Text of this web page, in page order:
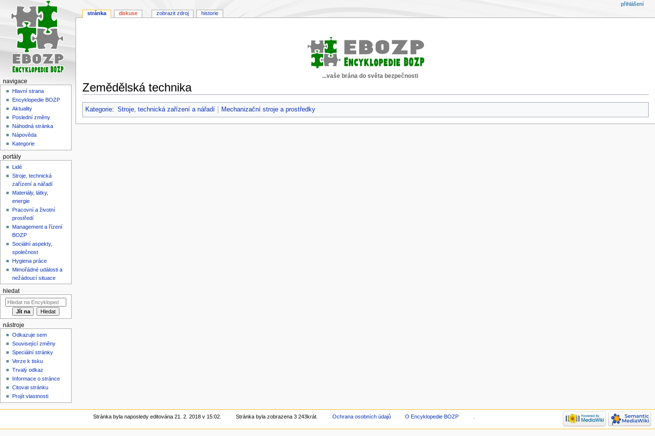
...vaše brána do světa bezpečnosti
Zemědělská technika
Skočit
na
navigaci
Skočit
na
vyhledávání
Kategorie: Stroje, technická zařízení a nářadí Mechanizační stroje a prostředky
stránka diskuse zobrazit zdroj historie
přihlášení
navigace
Hlavní strana
Encyklopedie BOZP
Aktuality
Poslední změny
Náhodná stránka
Nápověda
Kategorie
portály
Lidé
Stroje, technická
zařízení a nářadí
Materiály, látky,
energie
Pracovní a životní
prostředí
Management a řízení
BOZP
Sociální aspekty,
společnost
Hygiena práce
Mimořádné události a
nežádoucí situace
hledat
nástroje
Odkazuje sem
Související změny
Speciální stránky
Verze k tisku
Trvalý odkaz
Informace o stránce
Citovat stránku
Projít vlastnosti
Stránka byla naposledy editována 21. 2. 2018 v 15:02. Stránka byla zobrazena 3 243krát. Ochrana osobních údajů O Encyklopedie BOZP